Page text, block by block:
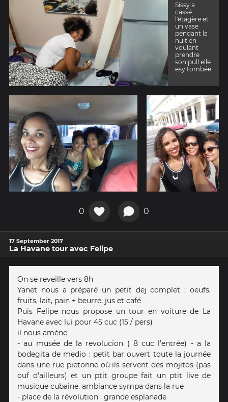
Sissy a
cassé
l'étagère et
un vase
pendant la
nuit en
voulant
prendre
son pull elle
esy tombée
0 0
17 September 2017
La Havane tour avec Felipe
On se reveille vers 8h
Yanet nous a préparé un petit dej complet : oeufs,
fruits, lait, pain + beurre, jus et café
Puis Felipe nous propose un tour en voiture de La
Havane avec lui pour 45 cuc (15 / pers)
il nous amène
- au musée de la revolucion ( 8 cuc l'entrée) - a la
bodegita de medio : petit bar ouvert toute la journée
dans une rue pietonne où ils servent des mojitos (pas
ouf d'ailleurs) et un ptit groupe fait un ptit live de
musique cubaine. ambiance sympa dans la rue
- place de la révolution : grande esplanade